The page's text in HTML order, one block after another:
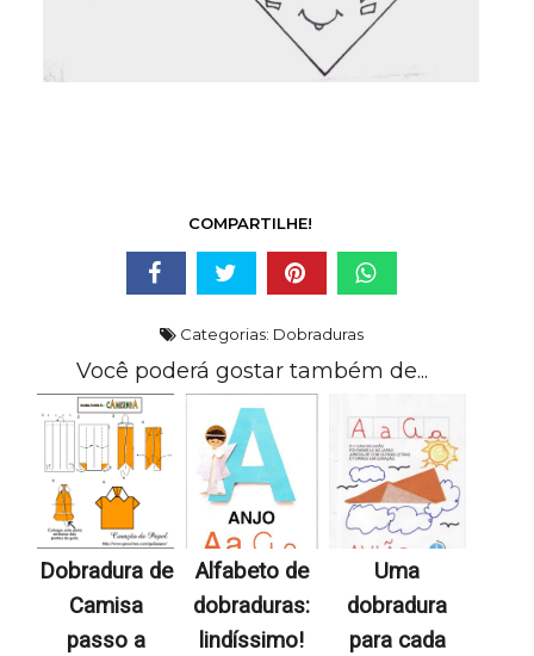
COMPARTILHE!
Categorias: Dobraduras
Você poderá gostar também de...
Dobradura de
Camisa
passo a
Alfabeto de
dobraduras:
lindíssimo!
Uma
dobradura
para cada